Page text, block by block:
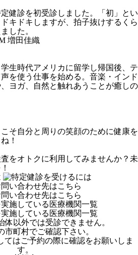
健診を初受診しました。「初」とい
キドキしますが、拍子抜けするくら
した。
生時代アメリカに留学し帰国後、テ
を使う仕事を始める。音楽・インド
ヨガ、自然と触れあうことが癒しの
そ自分と周りの笑顔のために健康を
！
をオトクに利用してみませんか？未
以外では受診できません。
町村でご確認下さい。
はご予約の際に確認をお願いしま
す。